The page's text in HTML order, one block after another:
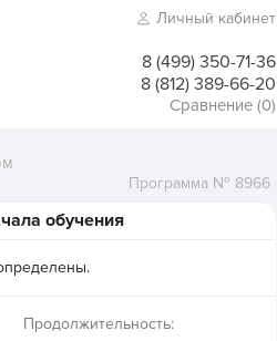
Личный кабинет
8 (499) 350-71-36
8 (812) 389-66-20
Сравнение (0)
Программа № 8966
обучения
Продолжительность: